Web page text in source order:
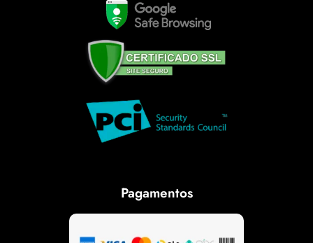
Pagamentos